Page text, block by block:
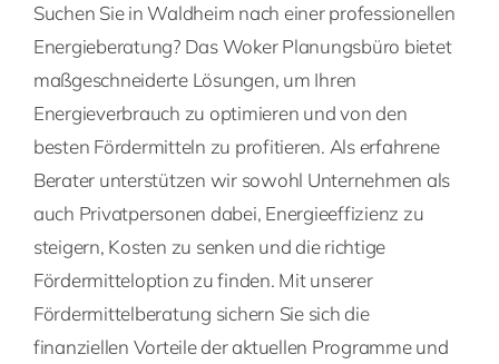
Suchen Sie in Waldheim nach einer professionellen
Energieberatung? Das Woker Planungsbüro bietet
maßgeschneiderte Lösungen, um Ihren
Energieverbrauch zu optimieren und von den
besten Fördermitteln zu profitieren. Als erfahrene
Berater unterstützen wir sowohl Unternehmen als
auch Privatpersonen dabei, Energieeffizienz zu
steigern, Kosten zu senken und die richtige
Fördermitteloption zu finden. Mit unserer
Fördermittelberatung sichern Sie sich die
finanziellen Vorteile der aktuellen Programme und